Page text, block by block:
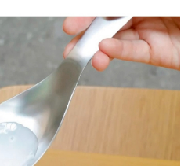
辦者引起之損失，本公司不負相關責
依據個別帳號之用戶狀況，依本公司即
額度不足之情形，本公司將視審查結果
人資訊註冊。若發現惡意使用之情形，
用戶之使用額度並採取法律行動。